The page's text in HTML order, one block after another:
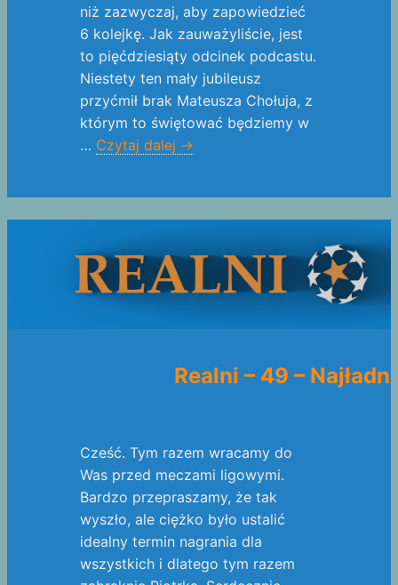
niż zazwyczaj, aby zapowiedzieć
6 kolejkę. Jak zauważyliście, jest
to pięćdziesiąty odcinek podcastu.
Niestety ten mały jubileusz
przyćmił brak Mateusza Chołuja, z
którym to świętować będziemy w
… Czytaj dalej →
Realni – 49 –
Cześć. Tym razem wracamy do
Was przed meczami ligowymi.
Bardzo przepraszamy, że tak
wyszło, ale ciężko było ustalić
idealny termin nagrania dla
wszystkich i dlatego tym razem